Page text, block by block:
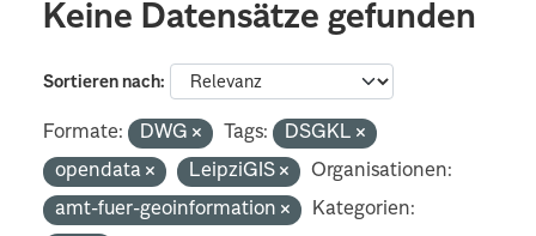
Keine Datensätze gefunden
Sortieren nach
Formate: DWG Tags:
DSGKL
opendata
LeipziGIS
Organisationen:
amt-fuer-geoinformation
Kategorien: